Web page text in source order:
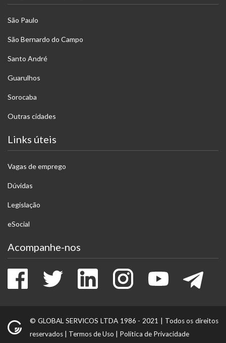
São Paulo
São Bernardo do Campo
Santo André
Guarulhos
Sorocaba
Outras cidades
Links úteis
Vagas de emprego
Dúvidas
Legislação
eSocial
Acompanhe-nos
FacebookTwitter LinkedInInstagramYoutube
© GLOBAL SERVICOS LTDA 1986 - 2021 | Todos os direitos
reservados
Termos de Uso Política de Privacidade